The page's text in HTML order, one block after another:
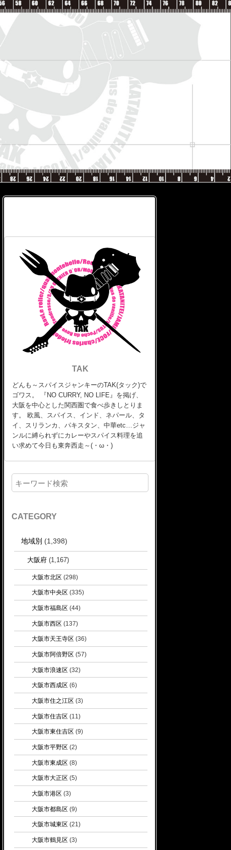
TAK
どんも～スパイスジャンキーのTAK(タック)で
ゴワス。 『NO CURRY, NO LIFE』を掲げ、
大阪を中心とした関西圏で食べ歩きしとりま
す。 欧風、スパイス、インド、ネパール、タ
イ、スリランカ、パキスタン、中華etc…ジャ
ンルに縛られずにカレーやスパイス料理を追
い求めて今日も東奔西走～(・ω・)
CATEGORY
地域別 (1,398)
大阪府(1,167)
大阪市北区(298)
大阪市中央区 (335)
大阪市福島区(44)
大阪市西区(137)
大阪市天王寺区 (36)
大阪市阿倍野区(57)
大阪市浪速区(32)
大阪市西成区 (6)
大阪市住之江区(3)
大阪市住吉区(11)
大阪市東住吉区 (9)
大阪市平野区(2)
大阪市東成区(8)
大阪市大正区 (5)
大阪市港区(3)
大阪市都島区(9)
大阪市城東区 (21)
大阪市鶴見区(3)